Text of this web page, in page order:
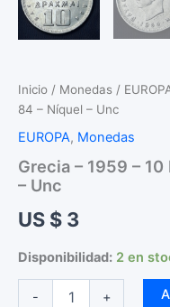
Inicio / Monedas /
84 – Níquel – Unc
EUROPA, Monedas
Grecia – 1959 –
– Unc
US $ 3
Disponibilidad: 2 en
- +